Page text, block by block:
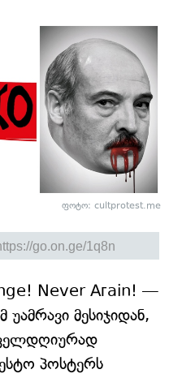
ფოტო: cultprotest.me
Never Aгain! —
მესიჯიდან,
პოსტერს